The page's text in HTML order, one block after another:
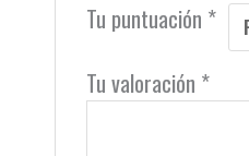
Tu puntuación *
Tu valoración *